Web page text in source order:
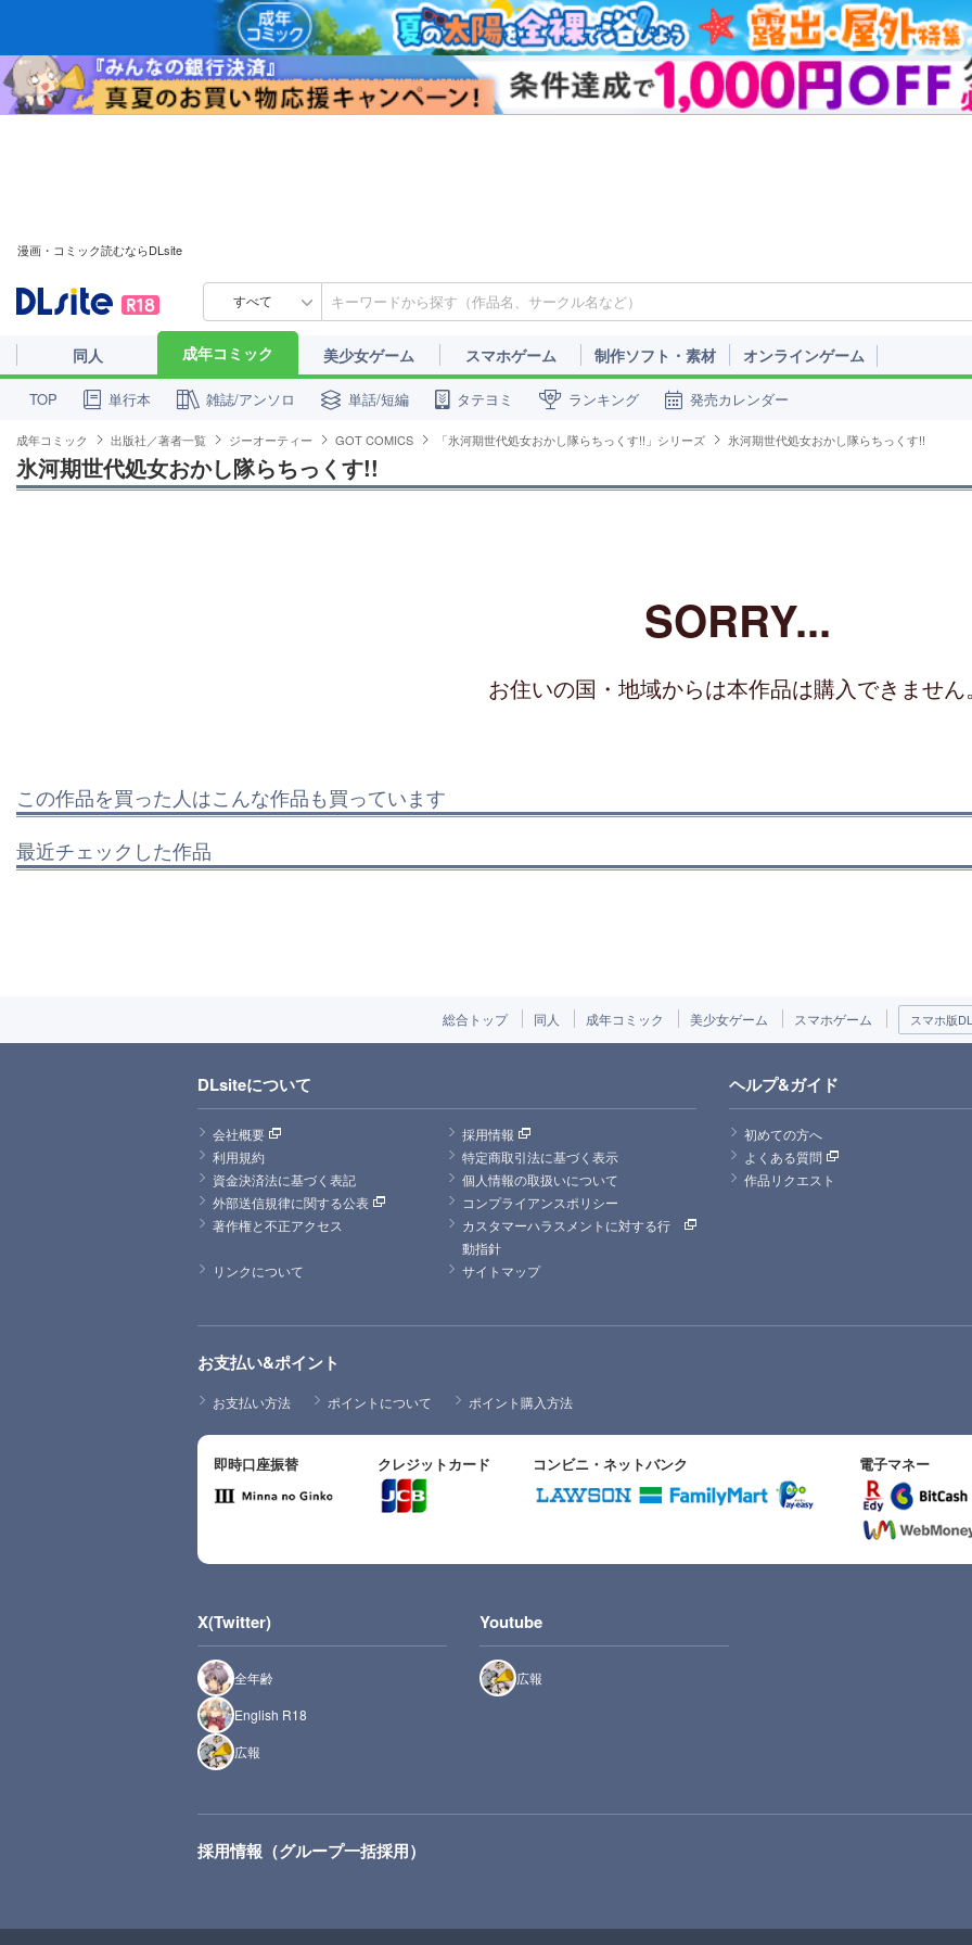
漫画・コミック読むならDLsite
すべて
同人 成年コミック 美少女ゲーム スマホゲーム 制作ソフト・素材 オンラインゲーム
TOP 単行本 雑誌/アンソロ 単話/短編 タテヨミ ランキング 発売カレンダー
成年コミック 出版社／著者一覧 ジーオーティー GOT COMICS 「氷河期世代処女おかし隊らちっくす!!」シリーズ 氷河期世代処女おかし隊らちっくす!!
氷河期世代処女おかし隊らちっくす!!
SORRY...
お住いの国・地域からは本作品は購入できません。
この作品を買った人はこんな作品も買っています
最近チェックした作品
総合トップ 同人 成年コミック 美少女ゲーム スマホゲーム スマホ版
DLsiteについて
会社概要
採用情報
利用規約
特定商取引法に基づく表示
資金決済法に基づく表記
個人情報の取扱いについて
外部送信規律に関する公表
コンプライアンスポリシー
著作権と不正アクセス
カスタマーハラスメントに対する行
動指針
リンクについて
サイトマップ
ヘルプ&ガイド
初めての方へ
よくある質問
作品リクエスト
お支払い&ポイント
お支払い方法 ポイントについて ポイント購入方法
即時口座振替 クレジットカード コンビニ・ネットバンク 電子マネー
X(Twitter)
全年齢
English R18
広報
Youtube
広報
採用情報（グループ一括採用）